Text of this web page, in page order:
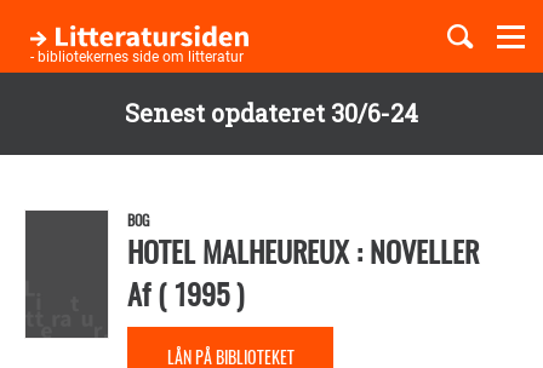
Senest opdateret 30/6-24
hovedindhold
- bibliotekernes side om litteratur
Børnebøger
BOG
HOTEL MALHEUREUX : NOVELLER
Af(1995)
LÅN PÅ BIBLIOTEKET